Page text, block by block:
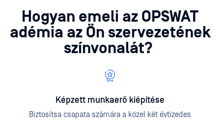
Hogyan emeli az OPSWAT
adémia az Ön szervezetének
színvonalát?
Képzett munkaerő kiépítése
Biztosítsa csapata számára a közel két évtizedes